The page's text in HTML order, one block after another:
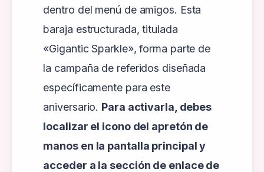
dentro del menú de amigos. Esta
baraja estructurada, titulada
«Gigantic Sparkle», forma parte de
la campaña de referidos diseñada
específicamente para este
aniversario. Para activarla, debes
localizar el icono del apretón de
manos en la pantalla principal y
acceder a la sección de enlace de